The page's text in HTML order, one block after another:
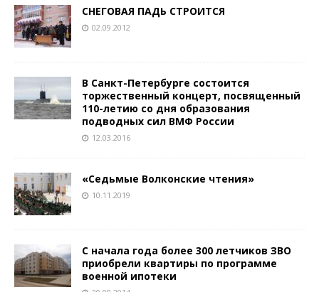
СНЕГОВАЯ ПАДЬ СТРОИТСЯ
02.09.2012
В Санкт-Петербурге состоится
торжественный концерт, посвященный
110-летию со дня образования
подводных сил ВМФ России
12.03.2016
«Седьмые Волконские чтения»
10.11.2019
С начала года более 300 летчиков ЗВО
приобрели квартиры по программе
военной ипотеки